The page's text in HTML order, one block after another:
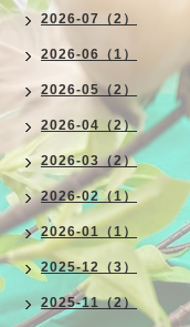
2026-07（2）
2026-06（1）
2026-05（2）
2026-04（2）
2026-03（2）
2026-02（1）
2026-01（1）
2025-12（3）
2025-11（2）